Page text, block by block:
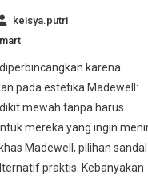
keisya.putri
karena
pada estetika Madewell:
mewah tanpa harus
mereka yang ingin
Madewell, pilihan
praktis. Kebanyakan